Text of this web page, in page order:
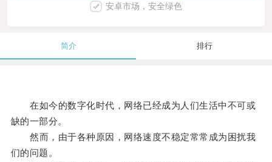
安卓市场，安全绿色
简介 排行
在如今的数字化时代，网络已经成为人们生活中不可或
缺的一部分。
然而，由于各种原因，网络速度不稳定常常成为困扰我
们的问题。